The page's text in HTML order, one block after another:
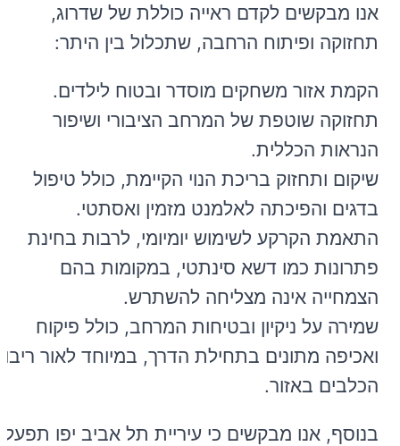
אנו מבקשים לקדם ראייה כוללת של שדרוג,
תחזוקה ופיתוח הרחבה, שתכלול בין היתר:
הקמת אזור משחקים מוסדר ובטוח לילדים.
תחזוקה שוטפת של המרחב הציבורי ושיפור
הנראות הכללית.
שיקום ותחזוק בריכת הנוי הקיימת, כולל טיפול
בדגים והפיכתה לאלמנט מזמין ואסתטי.
התאמת הקרקע לשימוש יומיומי, לרבות בחינת
פתרונות כמו דשא סינתטי, במקומות בהם
הצמחייה אינה מצליחה להשתרש.
שמירה על ניקיון ובטיחות המרחב, כולל פיקוח
ואכיפה מתונים בתחילת הדרך, במיוחד לאור ריבוי
הכלבים באזור.
בנוסף, אנו מבקשים כי עיריית תל אביב יפו תפעל